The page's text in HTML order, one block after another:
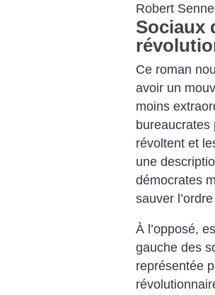
Robert
Sociaux
Ce roman
avoir un
moins
bureaucrates
révoltent et
une
démocrates
sauver
À l’opposé,
gauche des
représentée